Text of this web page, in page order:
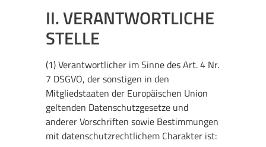
II. VERANTWORTLICHE
STELLE
(1) Verantwortlicher im Sinne des Art. 4 Nr.
7 DSGVO, der sonstigen in den
Mitgliedstaaten der Europäischen Union
geltenden Datenschutzgesetze und
anderer Vorschriften sowie Bestimmungen
mit datenschutzrechtlichem Charakter ist: